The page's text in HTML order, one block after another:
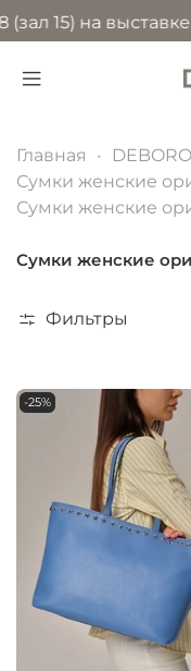
на выставке
Главная
DEBORO
Сумки женские
Сумки женские
Сумки женские
Фильтры
-25%